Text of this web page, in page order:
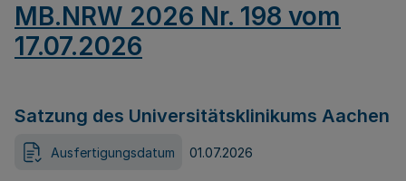
MB.NRW 2026 Nr. 198 vom
17.07.2026
Satzung des Universitätsklinikums Aachen
Ausfertigungsdatum 01.07.2026